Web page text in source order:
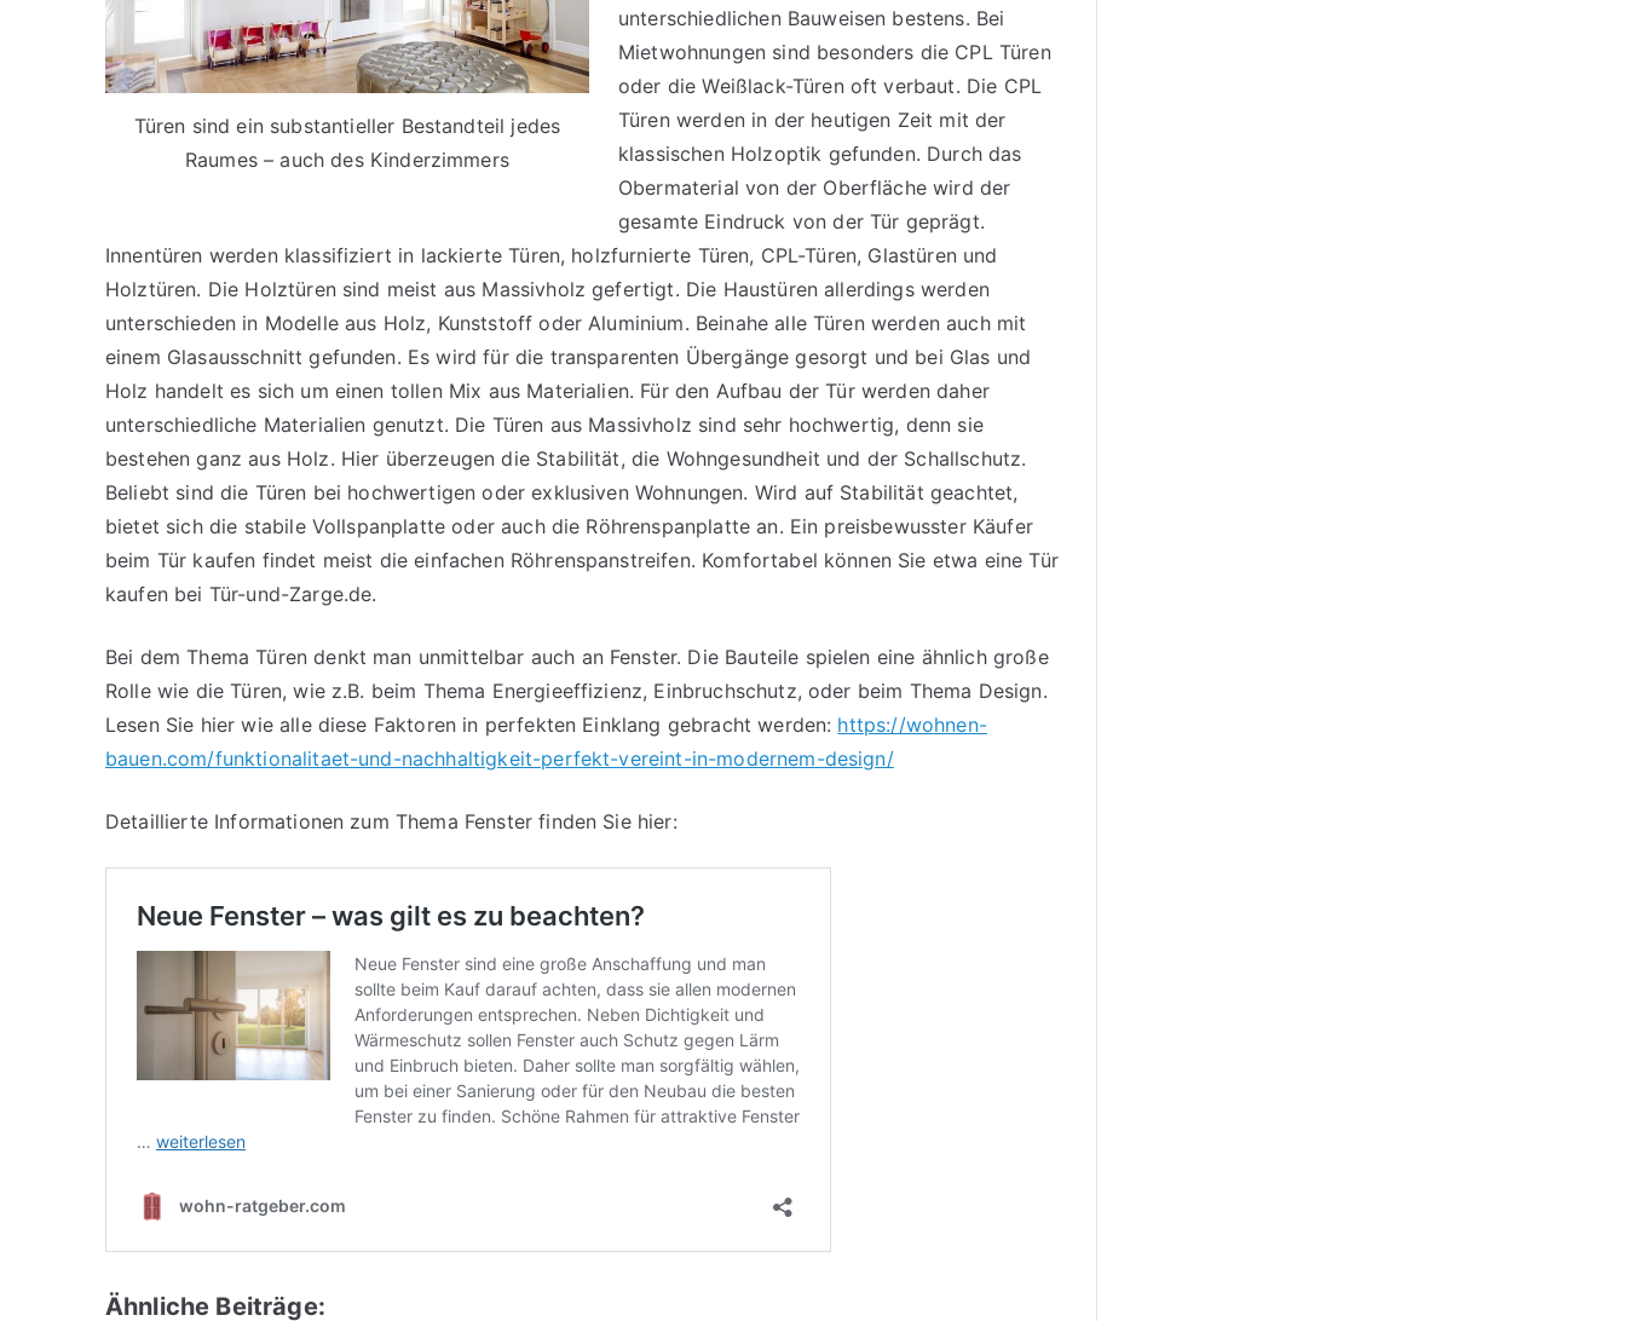
Türen sind ein substantieller Bestandteil jedes
Raumes – auch des Kinderzimmers
unterschiedlichen Bauweisen bestens. Bei
Mietwohnungen sind besonders die CPL Türen
oder die Weißlack-Türen oft verbaut. Die CPL
Türen werden in der heutigen Zeit mit der
klassischen Holzoptik gefunden. Durch das
Obermaterial von der Oberfläche wird der
gesamte Eindruck von der Tür geprägt.
Innentüren werden klassifiziert in lackierte Türen, holzfurnierte Türen, CPL-Türen, Glastüren und
Holztüren. Die Holztüren sind meist aus Massivholz gefertigt. Die Haustüren allerdings werden
unterschieden in Modelle aus Holz, Kunststoff oder Aluminium. Beinahe alle Türen werden auch mit
einem Glasausschnitt gefunden. Es wird für die transparenten Übergänge gesorgt und bei Glas und
Holz handelt es sich um einen tollen Mix aus Materialien. Für den Aufbau der Tür werden daher
unterschiedliche Materialien genutzt. Die Türen aus Massivholz sind sehr hochwertig, denn sie
bestehen ganz aus Holz. Hier überzeugen die Stabilität, die Wohngesundheit und der Schallschutz.
Beliebt sind die Türen bei hochwertigen oder exklusiven Wohnungen. Wird auf Stabilität geachtet,
bietet sich die stabile Vollspanplatte oder auch die Röhrenspanplatte an. Ein preisbewusster Käufer
beim Tür kaufen findet meist die einfachen Röhrenspanstreifen. Komfortabel können Sie etwa eine Tür
kaufen bei Tür-und-Zarge.de.
Bei dem Thema Türen denkt man unmittelbar auch an Fenster. Die Bauteile spielen eine ähnlich große
Rolle wie die Türen, wie z.B. beim Thema Energieeffizienz, Einbruchschutz, oder beim Thema Design.
Lesen Sie hier wie alle diese Faktoren in perfekten Einklang gebracht werden: https://wohnen-
bauen.com/funktionalitaet-und-nachhaltigkeit-perfekt-vereint-in-modernem-design/
Detaillierte Informationen zum Thema Fenster finden Sie hier:
Ähnliche Beiträge: